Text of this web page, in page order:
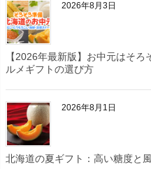
2026年8月3日
【2026年最新版】お中元はそ
ルメギフトの選び方
2026年8月1日
北海道の夏ギフト：高い糖度と